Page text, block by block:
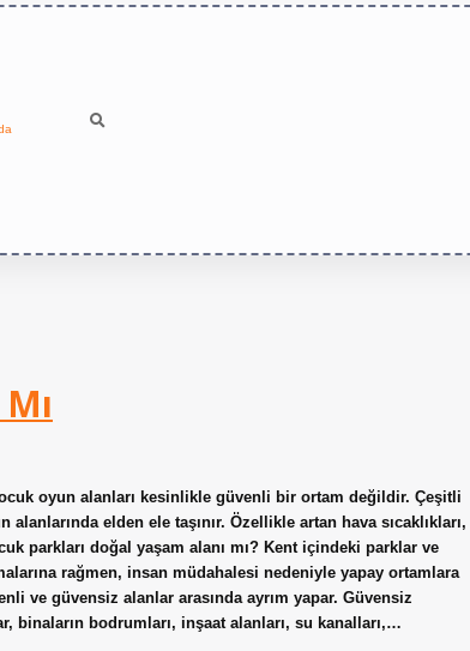
oyun alanları kesinlikle güvenli bir ortam değildir. Çeşitli
elden ele taşınır. Özellikle artan hava sıcaklıkları,
parkları doğal yaşam alanı mı? Kent içindeki parklar ve
rağmen, insan müdahalesi nedeniyle yapay ortamlara
ve güvensiz alanlar arasında ayrım yapar. Güvensiz
binaların bodrumları, inşaat alanları, su kanalları,…